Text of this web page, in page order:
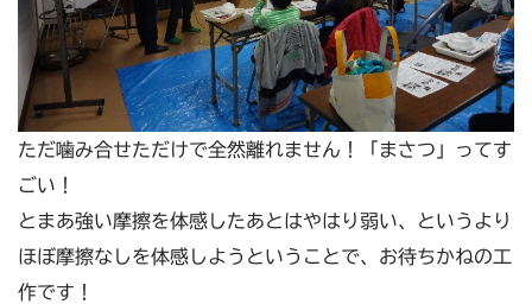
ただ噛み合せただけで全然離れません！「まさつ」ってす
ごい！
とまあ強い摩擦を体感したあとはやはり弱い、というより
ほぼ摩擦なしを体感しようということで、お待ちかねの工
作です！